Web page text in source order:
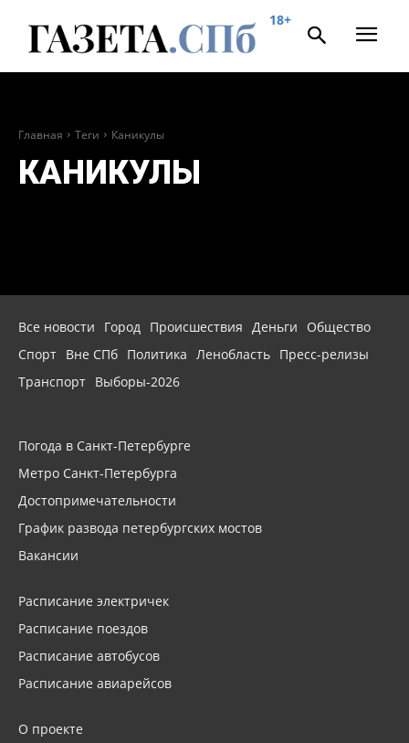
18+
Главная Теги Каникулы
КАНИКУЛЫ
Все новости Город Происшествия Деньги
Общество
Спорт Вне СПб Политика Ленобласть Пресс-релизы
Транспорт Выборы-2026
Погода в Санкт-Петербурге
Метро Санкт-Петербурга
Достопримечательности
График развода петербургских мостов
Вакансии
Расписание электричек
Расписание поездов
Расписание автобусов
Расписание авиарейсов
О проекте